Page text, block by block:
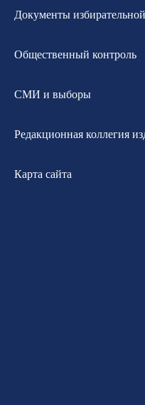
Документы
Общественный контроль
СМИ и выборы
Редакционная коллегия
Карта сайта